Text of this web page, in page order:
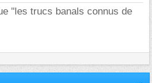
"les trucs banals connus de